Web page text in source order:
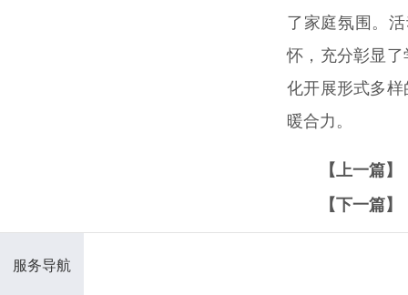
了家庭氛围。
怀，充分彰显
化开展形式多
暖合力。
【上一篇】
【下一篇】
服务导航